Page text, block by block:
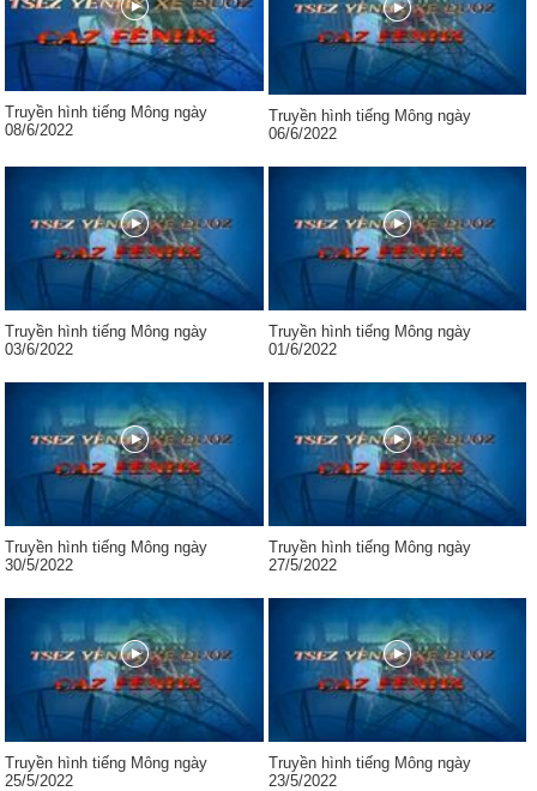
Truyền hình tiếng Mông ngày
08/6/2022
Truyền hình tiếng Mông ngày
06/6/2022
Truyền hình tiếng Mông ngày
03/6/2022
Truyền hình tiếng Mông ngày
01/6/2022
Truyền hình tiếng Mông ngày
30/5/2022
Truyền hình tiếng Mông ngày
27/5/2022
Truyền hình tiếng Mông ngày
25/5/2022
Truyền hình tiếng Mông ngày
23/5/2022